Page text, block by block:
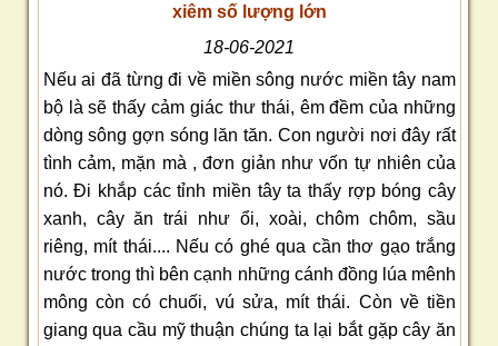
xiêm số lượng lớn
18-06-2021
Nếu ai đã từng đi về miền sông nước miền tây nam
bộ là sẽ thấy cảm giác thư thái, êm đềm của những
dòng sông gợn sóng lăn tăn. Con người nơi đây rất
tình cảm, mặn mà , đơn giản như vốn tự nhiên của
nó. Đi khắp các tỉnh miền tây ta thấy rợp bóng cây
xanh, cây ăn trái như ổi, xoài, chôm chôm, sầu
riêng, mít thái.... Nếu có ghé qua cần thơ gạo trắng
nước trong thì bên cạnh những cánh đồng lúa mênh
mông còn có chuối, vú sửa, mít thái. Còn về tiền
giang qua cầu mỹ thuận chúng ta lại bắt gặp cây ăn